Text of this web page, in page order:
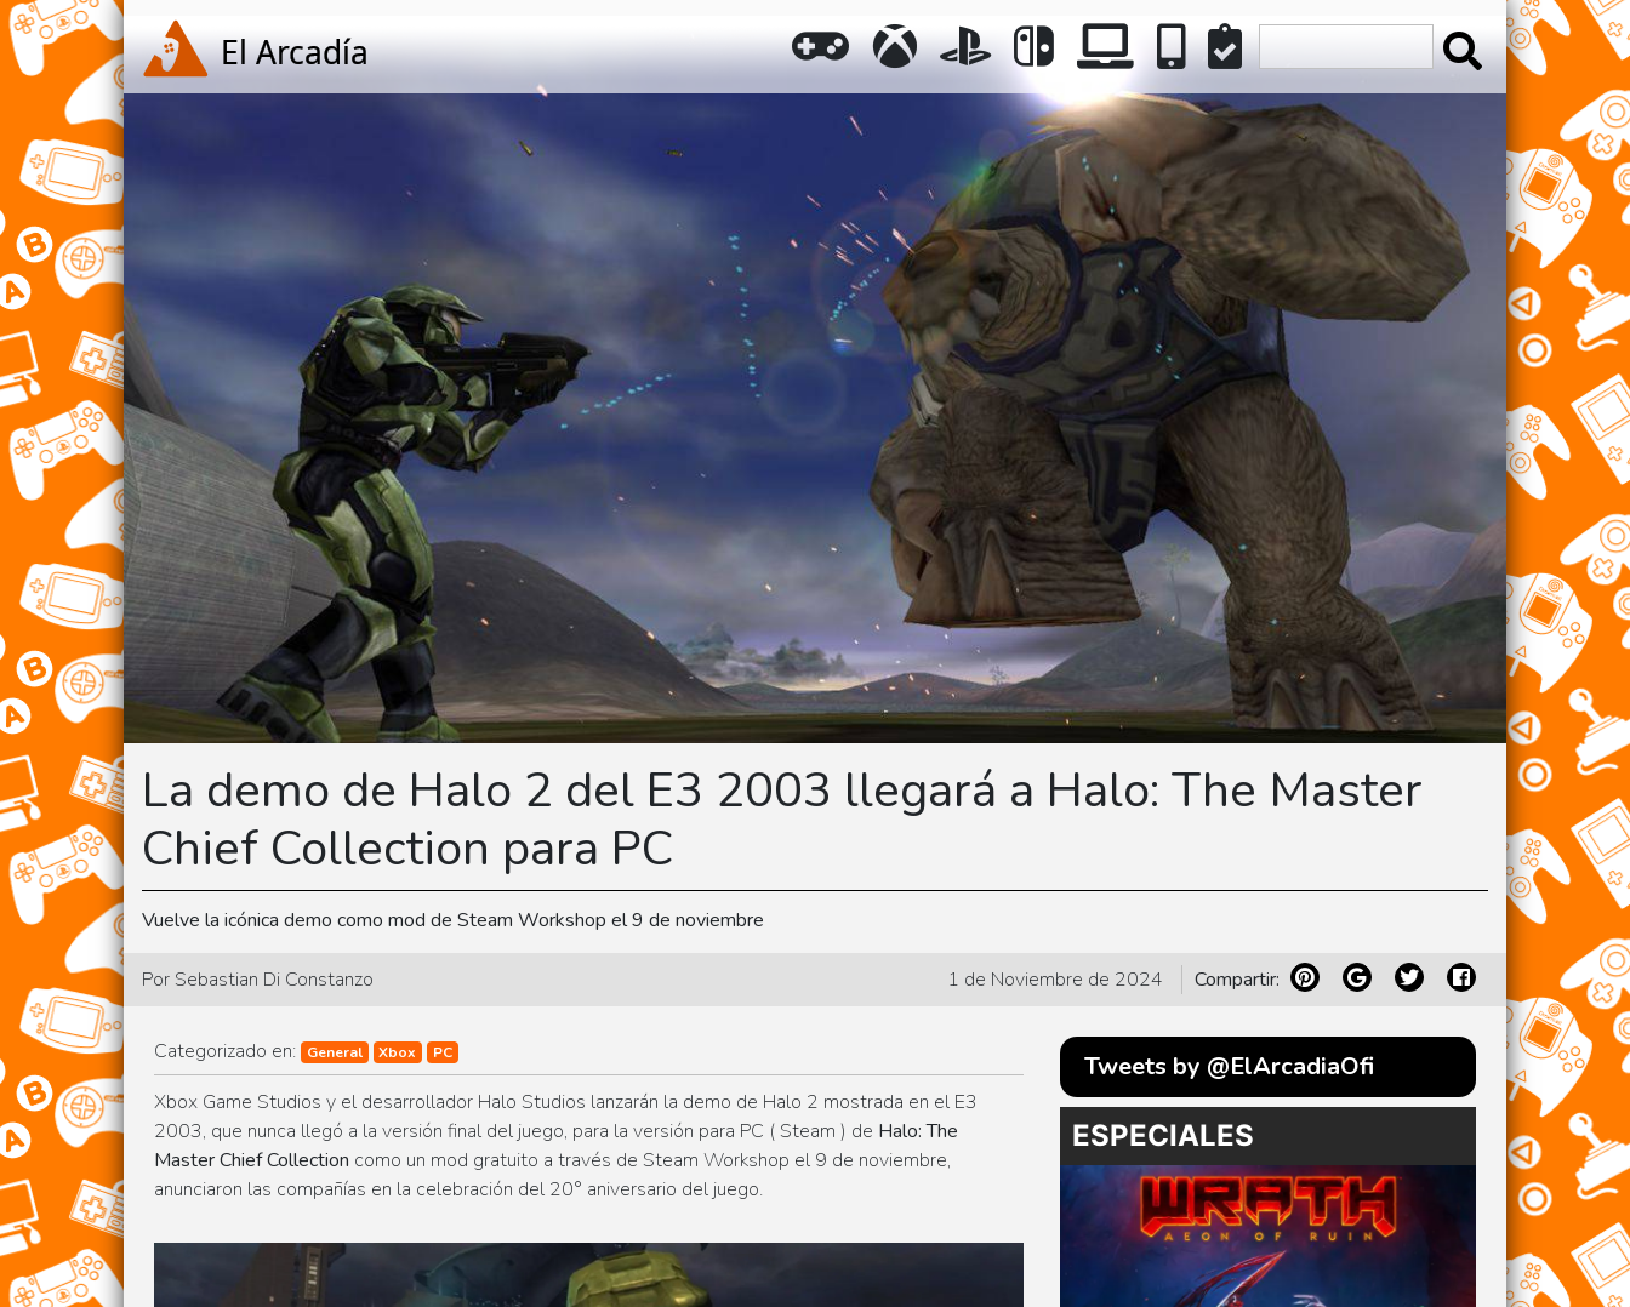
GENERAL
XBOX PLAYSTATION
NINTENDO MÓVILESREVIEWS
La demo de Halo 2 del E3 2003 llegará a Halo: The Master
Chief Collection para PC
Vuelve la icónica demo como mod de Steam Workshop el 9 de noviembre
Compartir:
1 de Noviembre de 2024
Por Sebastian Di Constanzo
Categorizado en: General Xbox PC
Xbox Game Studios y el desarrollador Halo Studios lanzarán la demo de Halo 2 mostrada en el E3
2003, que nunca llegó a la versión final del juego, para la versión para PC ( Steam ) de Halo: The
Master Chief Collection como un mod gratuito a través de Steam Workshop el 9 de noviembre,
anunciaron las compañías en la celebración del 20° aniversario del juego.
Tweets by @ElArcadiaOfi
ESPECIALES